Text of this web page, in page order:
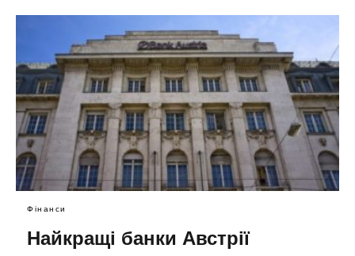
Фінанси
Найкращі банки Австрії